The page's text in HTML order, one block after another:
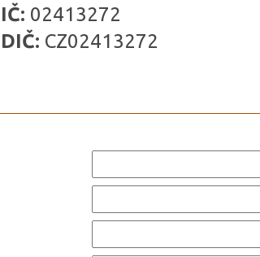
IČ: 02413272
DIČ: CZ02413272